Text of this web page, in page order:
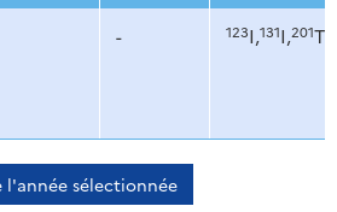
- 123I,131I,201Tl,
l'année sélectionnée